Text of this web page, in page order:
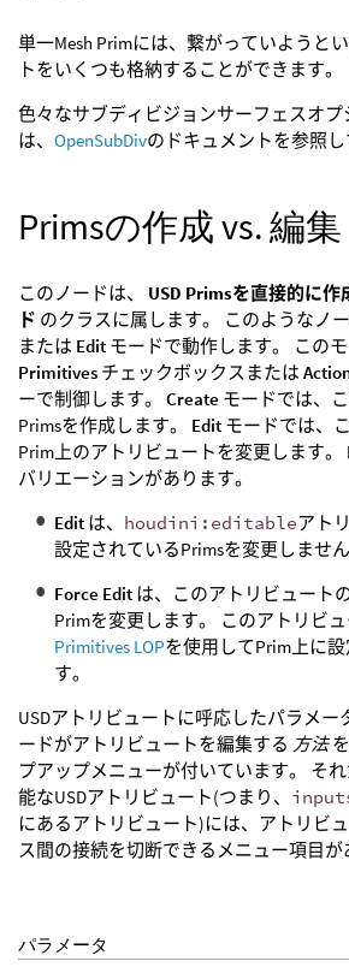
単一Mesh Primには、繋がっていようと
トをいくつも格納することができます。
色々なサブディビジョンサーフェスオ
は、 OpenSubDivのドキュメントを参照し
Primsの作成 vs. 編集
このノードは、 USD Primsを直接的に
ド のクラスに属します。 このようなノー
または Edit モードで動作します。 このモ
Primitives チェックボックスまたは
ーで制御します。 Create モードでは、
Primsを作成します。 Edit モードでは、
Prim上のアトリビュートを変更します。
バリエーションがあります。
Edit は、 houdini:editableアト
設定されているPrimsを変更しません
Force Edit は、このアトリビュート
Primを変更します。 このアトリビュ
Primitives LOPを使用してPrim上に
す。
USDアトリビュートに呼応したパラメー
ードがアトリビュートを編集する 方法
プアップメニューが付いています。 そ
能なUSDアトリビュート(つまり、
にあるアトリビュート)には、アトリビ
ス間の接続を切断できるメニュー項目が
パラメータ